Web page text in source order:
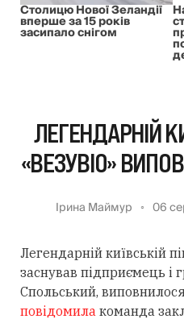
Столицю Нової Зеландії
вперше за 15 років
засипало снігом
ЛЕГЕНДАРНІЙ
«ВЕЗУВІО»
Ірина Маймур 06
Легендарній київській
заснував підприємець і
Спольський,
повідомила команда